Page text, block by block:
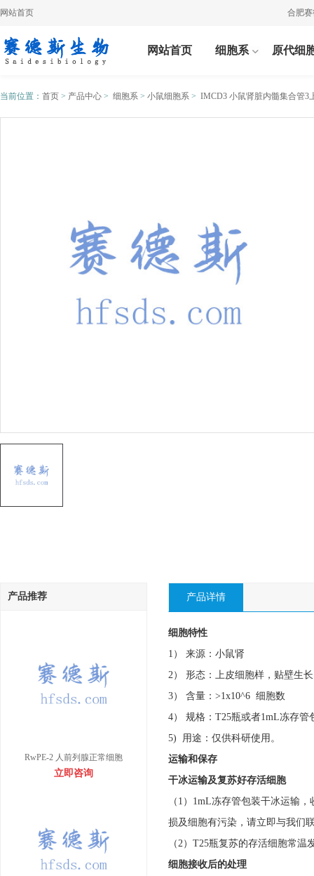
网站首页 合肥赛
网站首页 细胞系 原代细
当前位置： 首页 > 产品中心 > 细胞系 > 小鼠细胞系 > IMCD3 小鼠肾脏内髓集合管3
产品推荐
RwPE-2 人前列腺正常细胞
立即咨询
产品详情
细胞特性
1） 来源：小鼠肾
2） 形态：上皮细胞样，贴壁生长
3） 含量：>1x10^6 细胞数
4） 规格：T25瓶或者1mL冻存管
5) 用途：仅供科研使用。
运输和保存
干冰运输及复苏好存活细胞
（1）1mL冻存管包装干冰运输
损及细胞有污染，请立即与我们
（2）T25瓶复苏的存活细胞常
细胞接收后的处理